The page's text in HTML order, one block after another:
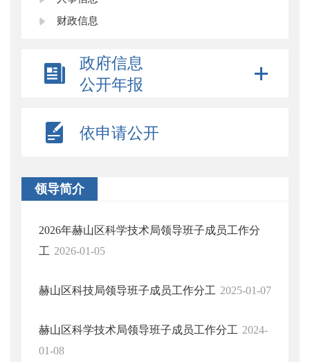
财政信息
政府信息
公开年报
依申请公开
领导简介
2026年赫山区科学技术局领导班子成员工作分
工 2026-01-05
赫山区科技局领导班子成员工作分工 2025-01-07
赫山区科学技术局领导班子成员工作分工 2024-
01-08